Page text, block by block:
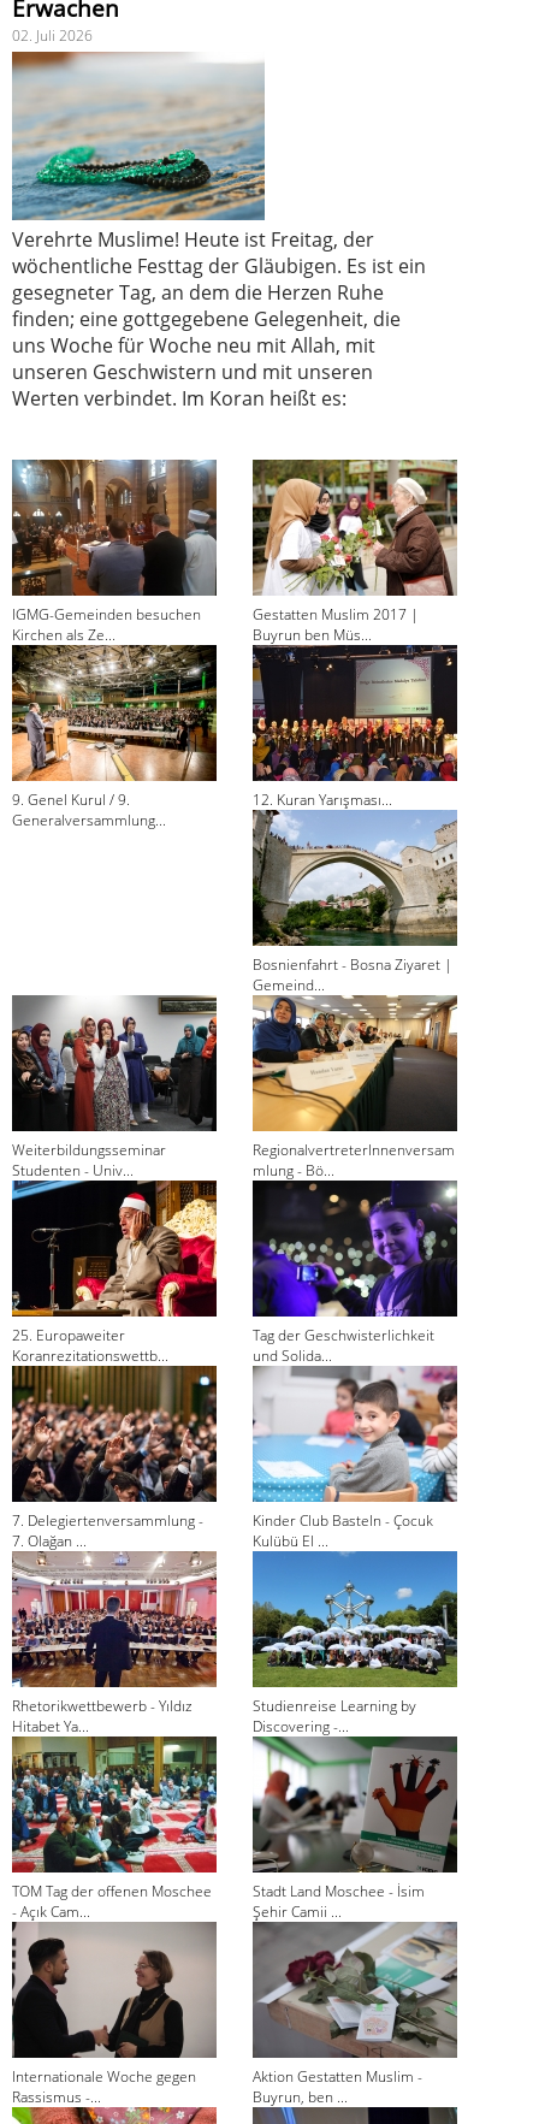
Erwachen
02. Juli 2026
Verehrte Muslime! Heute ist Freitag, der
wöchentliche Festtag der Gläubigen. Es ist ein
gesegneter Tag, an dem die Herzen Ruhe
finden; eine gottgegebene Gelegenheit, die
uns Woche für Woche neu mit Allah, mit
unseren Geschwistern und mit unseren
Werten verbindet. Im Koran heißt es:
IGMG-Gemeinden besuchen
Kirchen als Ze...
Gestatten Muslim 2017 |
Buyrun ben Müs...
9. Genel Kurul / 9.
Generalversammlung...
12. Kuran Yarışması...
Bosnienfahrt - Bosna Ziyaret |
Gemeind...
Weiterbildungsseminar
Studenten - Univ...
RegionalvertreterInnenversam
mlung - Bö...
25. Europaweiter
Koranrezitationswettb...
Tag der Geschwisterlichkeit
und Solida...
7. Delegiertenversammlung -
7. Olağan ...
Kinder Club Basteln - Çocuk
Kulübü El ...
Rhetorikwettbewerb - Yıldız
Hitabet Ya...
Studienreise Learning by
Discovering -...
TOM Tag der offenen Moschee
- Açık Cam...
Stadt Land Moschee - İsim
Şehir Camii ...
Internationale Woche gegen
Rassismus -...
Aktion Gestatten Muslim -
Buyrun, ben ...